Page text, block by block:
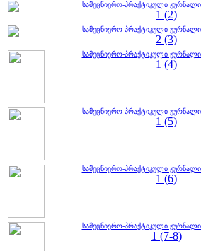
სამეცნიერო-პრაქტიკული
1 (2)
სამეცნიერო-პრაქტიკული
2 (3)
სამეცნიერო-პრაქტიკული
1 (4)
სამეცნიერო-პრაქტიკული
1 (5)
სამეცნიერო-პრაქტიკული
1 (6)
სამეცნიერო-პრაქტიკული
1 (7-8)